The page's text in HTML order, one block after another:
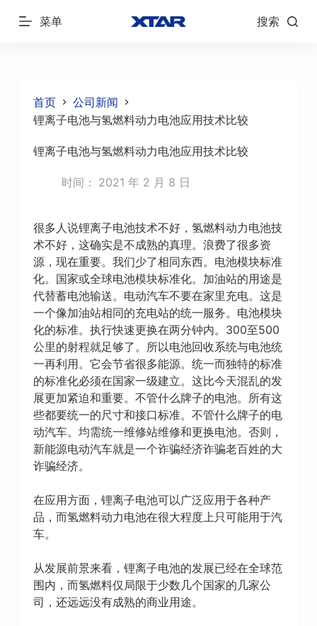
跳
菜单 搜索
首页
公司新闻
锂离子电池与氢燃料动力电池应用技术比较
锂离子电池与氢燃料动力电池应用技术比较
时间： 2021 年 2 月 8 日
很多人说锂离子电池技术不好，氢燃料动力电池技
术不好，这确实是不成熟的真理。浪费了很多资
源，现在重要。我们少了相同东西。电池模块标准
化。国家或全球电池模块标准化。加油站的用途是
代替蓄电池输送。电动汽车不要在家里充电。这是
一个像加油站相同的充电站的统一服务。电池模块
化的标准。执行快速更换在两分钟内。300至500
公里的射程就足够了。所以电池回收系统与电池统
一再利用。它会节省很多能源。统一而独特的标准
的标准化必须在国家一级建立。这比今天混乱的发
展更加紧迫和重要。不管什么牌子的电池。所有这
些都要统一的尺寸和接口标准。不管什么牌子的电
动汽车。均需统一维修站维修和更换电池。否则，
新能源电动汽车就是一个诈骗经济诈骗老百姓的大
诈骗经济。
在应用方面，锂离子电池可以广泛应用于各种产
品，而氢燃料动力电池在很大程度上只可能用于汽
车。
从发展前景来看，锂离子电池的发展已经在全球范
围内，而氢燃料仅局限于少数几个国家的几家公
司，还远远没有成熟的商业用途。